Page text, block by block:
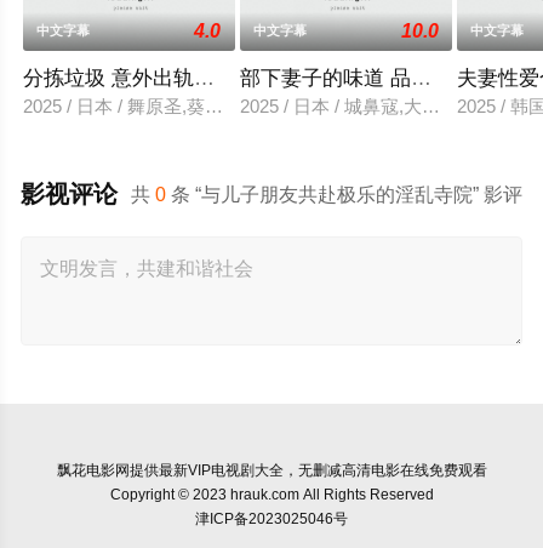
中文字幕 4.0
分拣垃圾 意外出轨性爱
2025 / 日本 / 舞原圣,葵悠太
中文字幕 10.0
部下妻子的味道 品尝的上司
2025 / 日本 / 城鼻寇,大泽透,中山健二
中文字幕
夫妻性
2025 / 韩
共0 条 “与儿子朋友共赴极乐的淫乱寺院” 影评
影视评论
飘花电影网提供最新VIP电视剧大全，无删减高清电影在线免费观看
Copyright © 2023 hrauk.com All Rights Reserved
津ICP备2023025046号